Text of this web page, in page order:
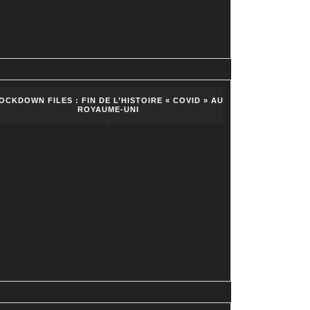
FILES : FIN DE L’HISTOIRE « COVID » AU
ROYAUME-UNI